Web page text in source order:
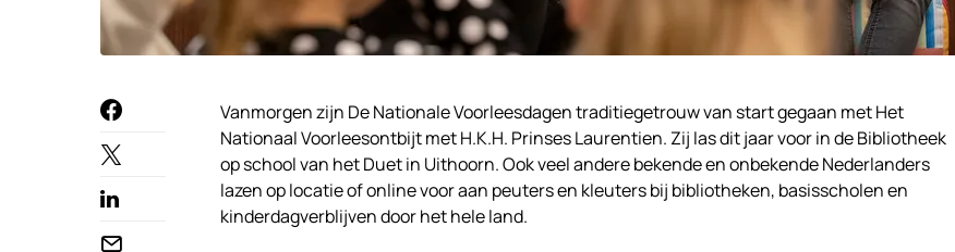
Vanmorgen zijn De Nationale Voorleesdagen traditiegetrouw van start gegaan met Het
Nationaal Voorleesontbijt met H.K.H. Prinses Laurentien. Zij las dit jaar voor in de Bibliotheek
op school van het Duet in Uithoorn. Ook veel andere bekende en onbekende Nederlanders
lazen op locatie of online voor aan peuters en kleuters bij bibliotheken, basisscholen en
kinderdagverblijven door het hele land.